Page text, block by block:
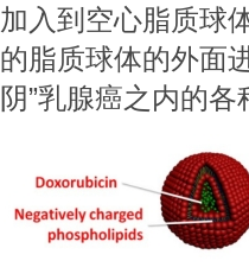
加入到空心脂质球
的脂质球体的外面
阴”乳腺癌之内的各